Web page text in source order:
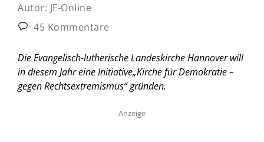
Autor: JF-Online
45 Kommentare
Die Evangelisch-lutherische Landeskirche Hannover will
in diesem Jahr eine Initiative„Kirche für Demokratie –
gegen Rechtsextremismus“ gründen.
Anzeige